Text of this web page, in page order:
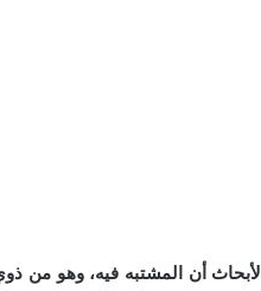
أن المشتبه فيه، وهو من